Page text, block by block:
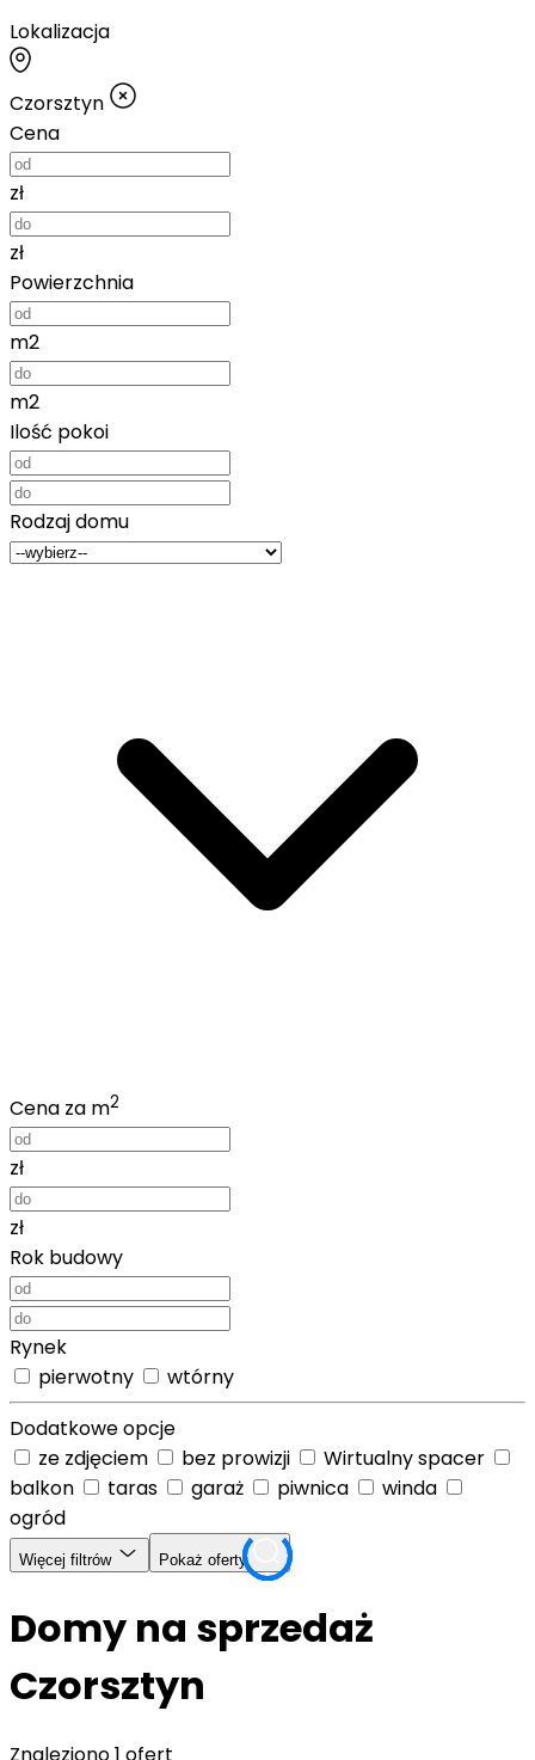
Lokalizacja
Czorsztyn
Cena
zł
zł
Powierzchnia
m2
m2
Ilość pokoi
Rodzaj domu
Cena za m2
zł
zł
Rok budowy
Rynek
pierwotny
wtórny
Dodatkowe opcje
ze zdjęciem
bez prowizji
Wirtualny spacer
balkon
taras garaż piwnica
winda
ogród
Więcej filtrów Pokaż oferty
Domy na sprzedaż
Czorsztyn